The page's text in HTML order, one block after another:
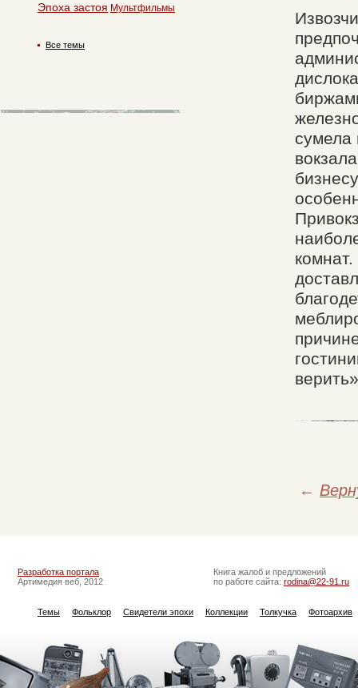
сумела
←
Эпоха застоя Мультфильмы
Все темы
Разработка портала
Артимедия веб, 2012
Книга жалоб и предложений
по работе сайта: rodina@22-91.ru
Темы Фольклор Свидетели эпохи Коллекции Толкучка Фотоархив